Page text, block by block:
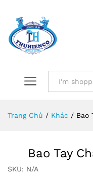
Trang Chủ / Khác / Bao
Bao Tay
SKU: N/A